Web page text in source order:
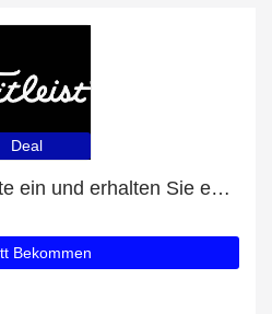
Deal
Kaufen Sie noch heute ein und erhalten Sie exklusive Angebote
Bekommen